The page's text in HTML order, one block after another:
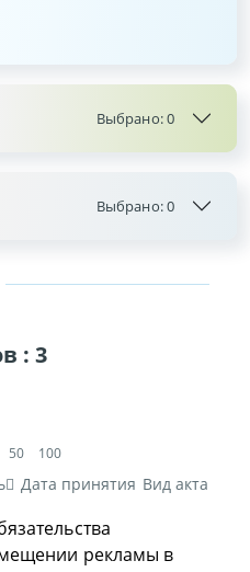
:3
50
100
Дата принятия Вид акта
рекламы в
Выбрано:0
Выбрано:0